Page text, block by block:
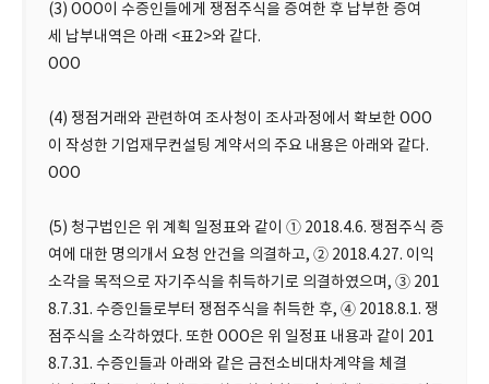
(3) OOO이 수증인들에게 쟁점주식을 증여한 후 납부한 증여
세 납부내역은 아래 <표2>와 같다.
OOO
(4) 쟁점거래와 관련하여 조사청이 조사과정에서 확보한 OOO
이 작성한 기업재무컨설팅 계약서의 주요 내용은 아래와 같다.
OOO
(5) 청구법인은 위 계획 일정표와 같이 ① 2018.4.6. 쟁점주식 증
여에 대한 명의개서 요청 안건을 의결하고, ② 2018.4.27. 이익
소각을 목적으로 자기주식을 취득하기로 의결하였으며, ③ 201
8.7.31. 수증인들로부터 쟁점주식을 취득한 후, ④ 2018.8.1. 쟁
점주식을 소각하였다. 또한 OOO은 위 일정표 내용과 같이 201
8.7.31. 수증인들과 아래와 같은 금전소비대차계약을 체결